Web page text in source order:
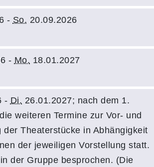
- So. 20.09.2026
- Mo. 18.01.2027
- Di. 26.01.2027; nach dem 1.
weiteren Termine zur Vor- und
der Theaterstücke in Abhängigkeit
der jeweiligen Vorstellung statt.
der Gruppe besprochen. (Die